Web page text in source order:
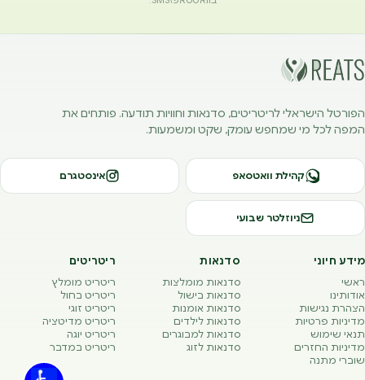
הפורטל הישראלי לריטריטים, סדנאות וחוויות תודעה. פותחים את
המפה לכל מי שמחפש עומק, שקט ומשמעות.
קהילת וואטסאפ אינסטגרם
ניוזלטר שבועי
מידע חיוני
ראשי
אודותינו
הצהרת נגישות
מדיניות פרטיות
תנאי שימוש
מדיניות החזרים
שוברי מתנה
סדנאות
סדנאות מומלצות
סדנאות בישול
סדנאות אומנות
סדנאות לילדים
סדנאות למבוגרים
סדנאות לזוג
ריטריטים
ריטריט מומלץ
ריטריט בחול
ריטריט זוגי
ריטריט מדיטציה
ריטריט יוגה
ריטריט במדבר